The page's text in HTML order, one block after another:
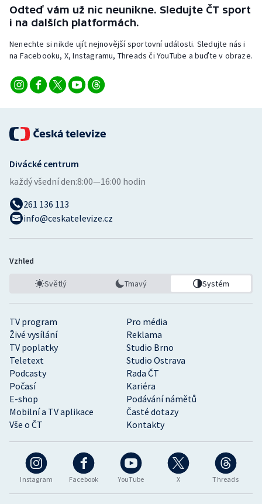
Triatlon
Veslování
Ostatní
Odteď vám už nic neunikne. Sledujte ČT sport
i na dalších platformách.
Nenechte si nikde ujít nejnovější sportovní události. Sledujte nás i
na Facebooku, X, Instagramu, Threads či YouTube a buďte v obraze.
Instagram Facebook YouTube X Threads
TV program
Pro média
Živé vysílání
Reklama
TV poplatky
Studio Brno
Teletext
Studio Ostrava
Podcasty
Rada ČT
Počasí
Kariéra
E-shop
Podávání námětů
Mobilní a TV aplikace
Časté dotazy
Vše o ČT
Kontakty
Divácké centrum
každý všední den:8:00—16:00 hodin
261 136 113
info@ceskatelevize.cz
Vzhled
Světlý Tmavý Systém